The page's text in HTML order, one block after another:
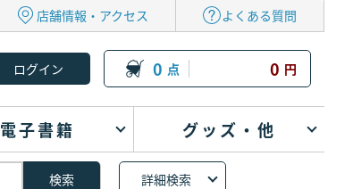
店舗情報・アクセス よくある質問
0 点 0 円
電子書籍 グッズ・他
詳細検索